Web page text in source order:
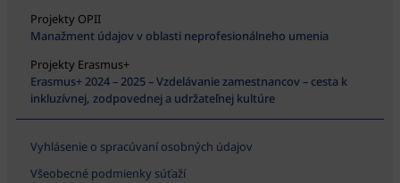
Projekty OPII
Manažment údajov v oblasti neprofesionálneho umenia
Projekty Erasmus+
Erasmus+ 2024 – 2025 – Vzdelávanie zamestnancov – cesta k
inkluzívnej, zodpovednej a udržateľnej kultúre
Vyhlásenie o spracúvaní osobných údajov
Všeobecné podmienky súťaží